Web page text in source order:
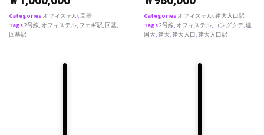
Categories オフィステル, 回基
Tags2号線, オフィステル, フェギ駅, 回基,
回基駅
Categories オフィステル,建大入口駅
Tags2号線, オフィステル, コングクデ,建
国大,建大,建大入口,建大入口駅